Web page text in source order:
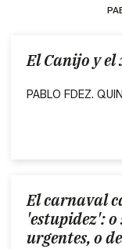
El Canijo y el
PABLO FDEZ.
El carnaval
'estupidez':
urgentes, o